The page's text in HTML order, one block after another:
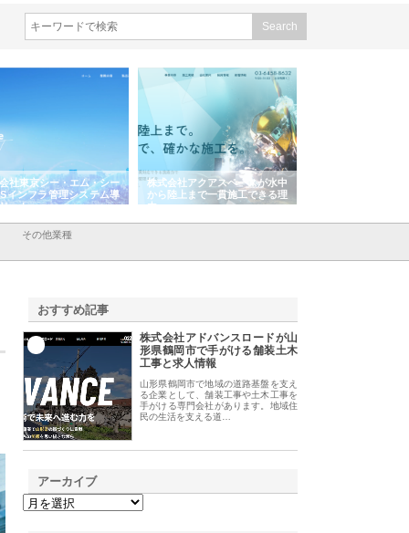
株式会社アクアスペースが水中
から陸上まで一貫施工できる理
由
株式会社地盤調査事務所が選ば
れ続ける理由と建設コンサルの
強み
その他業種
おすすめ記事
株式会社アドバンスロードが山
形県鶴岡市で手がける舗装土木
工事と求人情報
山形県鶴岡市で地域の道路基盤を支え
る企業として、舗装工事や土木工事を
手がける専門会社があります。地域住
民の生活を支える道…
アーカイブ